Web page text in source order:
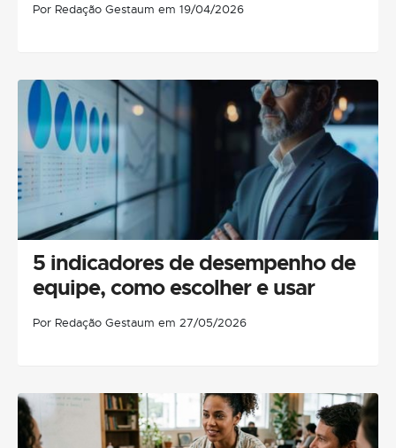
Por Redação Gestaum em 19/04/2026
5 indicadores de desempenho de
equipe, como escolher e usar
Por Redação Gestaum em 27/05/2026